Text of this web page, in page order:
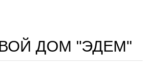
ДОМ "ЭДЕМ"